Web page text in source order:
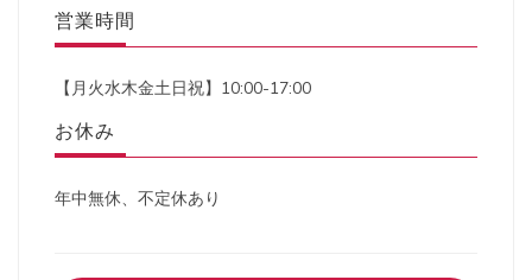
営業時間
【月火水木金土日祝】10:00-17:00
お休み
年中無休、不定休あり